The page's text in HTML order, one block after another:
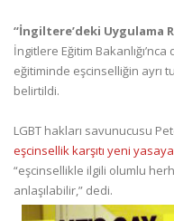
“İngiltere’deki Uygulama
İngitlere Eğitim
eğitiminde eşcinselliğin ayrı
belirtildi.
LGBT hakları savunucusu
eşcinsellik karşıtı yeni yasaya
“eşcinsellikle ilgili olumlu
anlaşılabilir,” dedi.